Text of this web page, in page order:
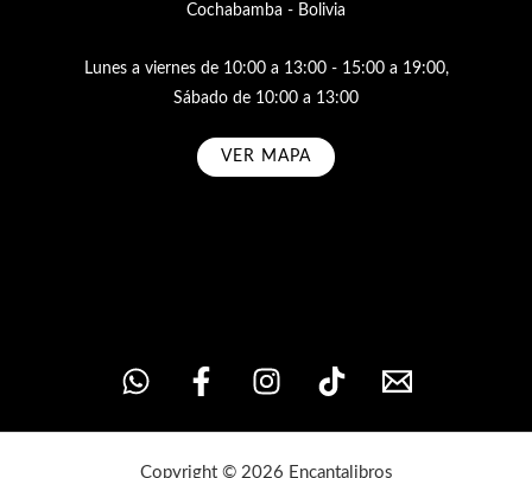
Cochabamba - Bolivia
Lunes a viernes de 10:00 a 13:00 - 15:00 a 19:00,
Sábado de 10:00 a 13:00
VER MAPA
Copyright © 2026 Encantalibros